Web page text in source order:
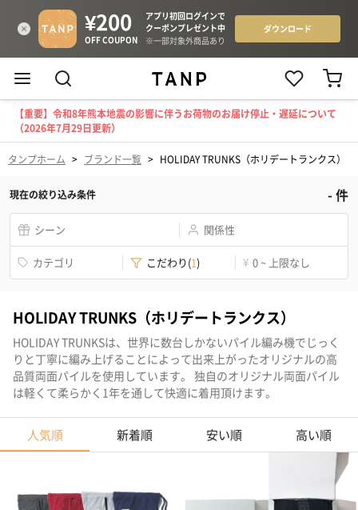
【重要】令和8年熊本地震の影響に伴うお荷物のお届け停止・遅延について
（2026年7月29日更新）
タンプホーム > ブランド一覧 > HOLIDAY TRUNKS（ホリデートランクス）
現在の絞り込み条件 -件
シーン 関係性
カテゴリ こだわり(1) ¥ 0 ~ 上限なし
HOLIDAY TRUNKS（ホリデートランクス）
HOLIDAY TRUNKSは、世界に数台しかないパイル編み機でじっく
りと丁寧に編み上げることによって出来上がったオリジナルの高
品質両面パイルを使用しています。 独自のオリジナル両面パイル
は軽くて柔らかく1年を通して快適に着用頂けます。
人気順 新着順 安い順 高い順